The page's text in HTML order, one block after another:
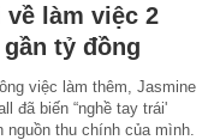
về làm việc 2
tỷ đồng
việc làm thêm, Jasmine
đã biến “nghề tay trái'
nguồn thu chính của mình.